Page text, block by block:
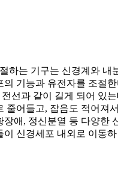
하는 기구는 신경계와 내
기능과 유전자를 조절
선과 같이 길게 되어 있
줄어들고, 잡음도 적어져
애, 정신분열 등 다양한
신경세포 내외로 이동